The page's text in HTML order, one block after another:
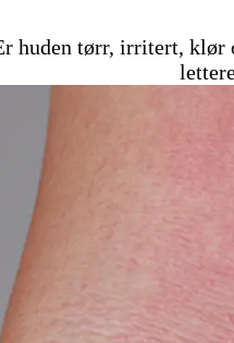
huden tørr, irritert, klør